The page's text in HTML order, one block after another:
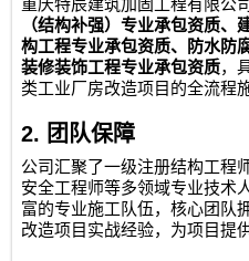
重庆特辰建筑加固工程有限公
（结构补强）专业承包资质
构工程专业承包资质、防水防
装修装饰工程专业承包资质，
类工业厂房改造项目的全流程
2. 团队保障
公司汇聚了一级注册结构工程
安全工程师等多领域专业技术
富的专业施工队伍，核心团队
改造项目实战经验，为项目提